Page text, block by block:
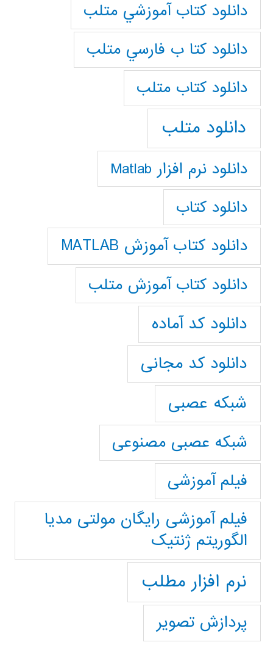
دانلود كتاب آموزشي متلب
دانلود كتا ب فارسي متلب
دانلود كتاب متلب
دانلود متلب
دانلود نرم افزار Matlab
دانلود کتاب
دانلود کتاب آموزش MATLAB
دانلود کتاب آموزش متلب
دانلود کد آماده
دانلود کد مجانی
شبکه عصبی
شبکه عصبی مصنوعی
فیلم آموزشی
فیلم آموزشی رایگان مولتی مدیا
الگوریتم ژنتیک
نرم افزار مطلب
پردازش تصویر